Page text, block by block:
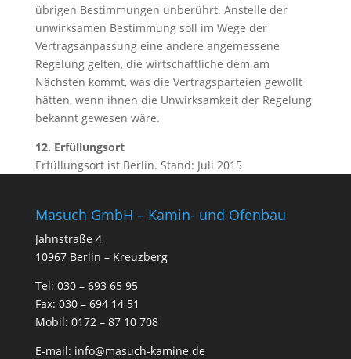
übrigen Bestimmungen unberührt. Anstelle der
unwirksamen Bestimmung soll im Wege der
Vertragsanpassung eine andere angemessene
Regelung gelten, die wirtschaftliche dem am
Nächsten kommt, was die Vertragsparteien gewollt
hätten, wenn ihnen die Unwirksamkeit der Regelung
bekannt gewesen wäre.
12. Erfüllungsort
Erfüllungsort ist Berlin. Stand: Juli 2015
Masuch GmbH – Kamin- und Ofenbau
Jahnstraße 4
10967 Berlin – Kreuzberg
Tel: 030 – 693 65 95
Fax: 030 – 694 14 51
Mobil: 0172 – 87 10 708
E-mail: info@masuch-kamine.de